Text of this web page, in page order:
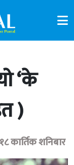
‘के
)
कार्तिक शनिबार